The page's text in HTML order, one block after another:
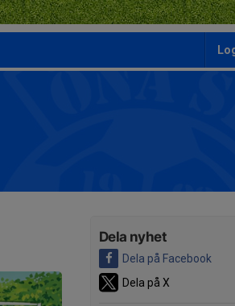
Dela nyhet
Dela på Facebook
Dela på X